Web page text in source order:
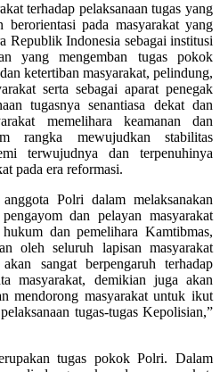
terhadap pelaksanaan tugas yang
berorientasi pada masyarakat yang
Republik Indonesia sebagai institusi
yang mengemban tugas pokok
ketertiban masyarakat, pelindung,
serta sebagai aparat penegak
tugasnya senantiasa dekat dan
memelihara keamanan dan
rangka mewujudkan stabilitas
terwujudnya dan terpenuhinya
pada era reformasi.
Polri dalam melaksanakan
dan pelayan masyarakat
dan pemelihara Kamtibmas,
oleh seluruh lapisan masyarakat
sangat berpengaruh terhadap
masyarakat, demikian juga akan
mendorong masyarakat untuk ikut
tugas-tugas Kepolisian,”
tugas pokok Polri. Dalam